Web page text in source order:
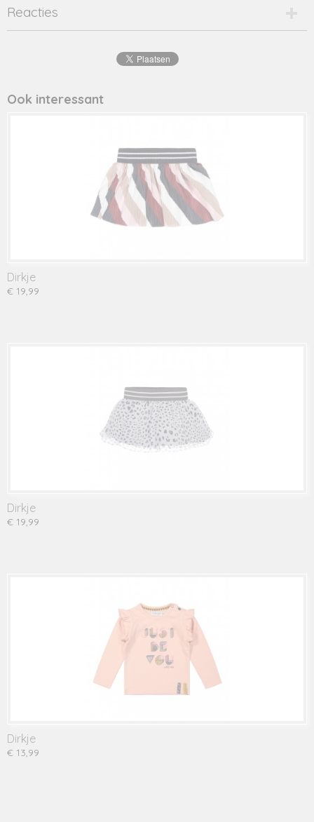
Productcode
2024-11406
Productcode leverancier
Reacties
Ook interessant
Dirkje
€ 19,99
Dirkje
€ 19,99
Dirkje
€ 13,99